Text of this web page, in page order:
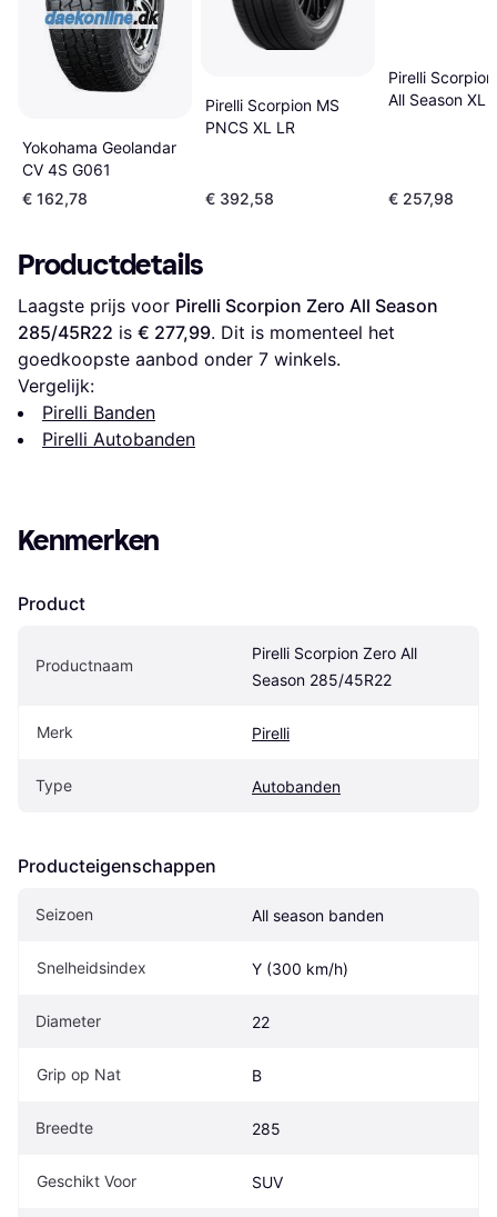
Yokohama Geolandar
CV 4S G061
€ 162,78
Pirelli Scorpion MS
PNCS XL LR
€ 392,58
Pirelli
All Season XL
€ 257,98
Productdetails
Laagste prijs voor Pirelli Scorpion Zero All Season
285/45R22 is € 277,99. Dit is momenteel het
goedkoopste aanbod onder 7 winkels.
Vergelijk:
Pirelli Banden
Pirelli Autobanden
Kenmerken
Product
Productnaam
Pirelli Scorpion Zero All
Season 285/45R22
Merk Pirelli
Type Autobanden
Producteigenschappen
Seizoen All season banden
Snelheidsindex Y (300 km/h)
Diameter 22
Grip op Nat B
Breedte 285
Geschikt Voor SUV